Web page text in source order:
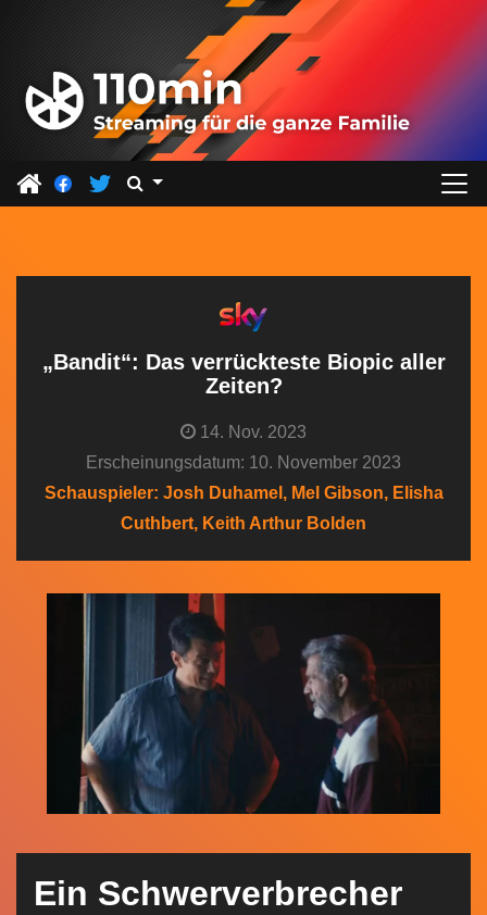
„Bandit“: Das verrückteste Biopic aller
Zeiten?
14. Nov. 2023
Erscheinungsdatum: 10. November 2023
Schauspieler: Josh Duhamel, Mel Gibson, Elisha
Cuthbert, Keith Arthur Bolden
Ein Schwerverbrecher